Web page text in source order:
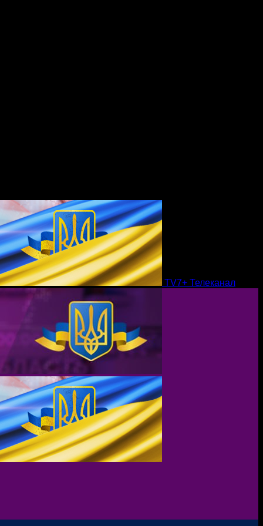
TV7+ Телеканал